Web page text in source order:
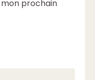
prochain